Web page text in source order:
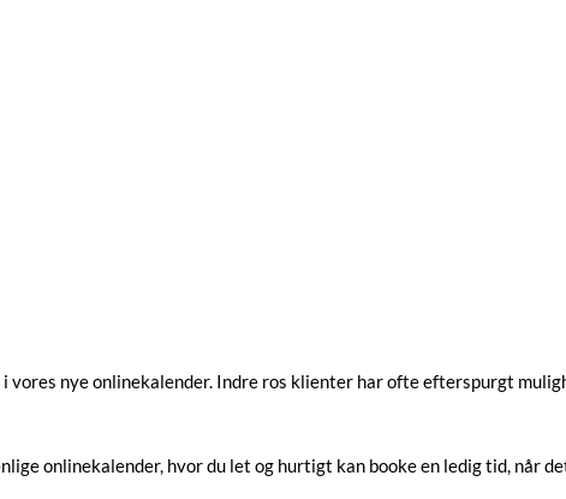
vores nye onlinekalender. Indre ros klienter har ofte efterspurgt
onlinekalender, hvor du let og hurtigt kan booke en ledig tid, når